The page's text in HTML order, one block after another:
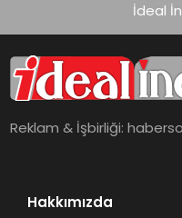
İdeal
Reklam & İşbirliği:
Hakkımızda